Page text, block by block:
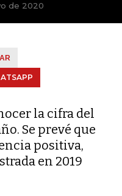
de 2020
la cifra del
Se prevé que
positiva,
en 2019